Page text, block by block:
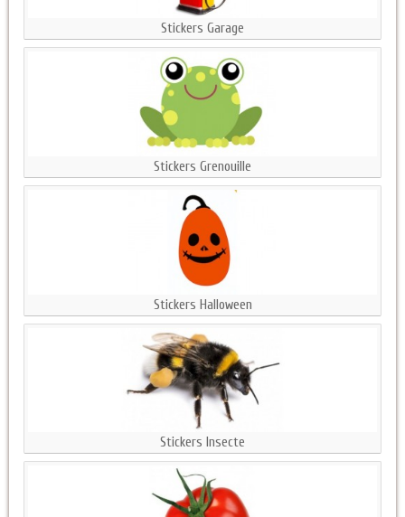
Stickers Garage
Stickers Grenouille
Stickers Halloween
Stickers Insecte